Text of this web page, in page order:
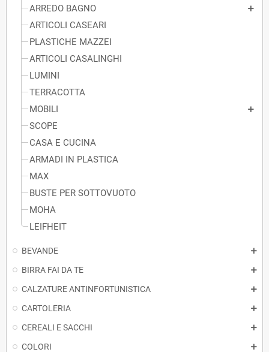
ARREDO BAGNO
ARTICOLI CASEARI
PLASTICHE MAZZEI
ARTICOLI CASALINGHI
LUMINI
TERRACOTTA
MOBILI
SCOPE
CASA E CUCINA
ARMADI IN PLASTICA
MAX
BUSTE PER SOTTOVUOTO
MOHA
LEIFHEIT
BEVANDE
BIRRA FAI DA TE
CALZATURE ANTINFORTUNISTICA
CARTOLERIA
CEREALI E SACCHI
COLORI